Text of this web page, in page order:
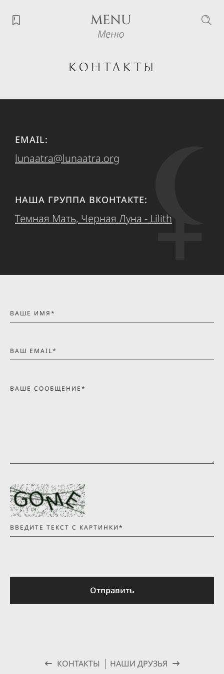
MENU
Меню
Контакты
EMAIL:
lunaatra@lunaatra.org
НАША ГРУППА ВКОНТАКТЕ:
Темная Мать, Черная Луна - Lilith
Отправить
КОНТАКТЫ НАШИ ДРУЗЬЯ